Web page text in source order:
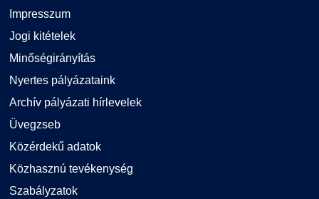
Impresszum
Jogi kitételek
Minőségirányítás
Nyertes pályázataink
Archív pályázati hírlevelek
Üvegzseb
Közérdekű adatok
Közhasznú tevékenység
Szabályzatok